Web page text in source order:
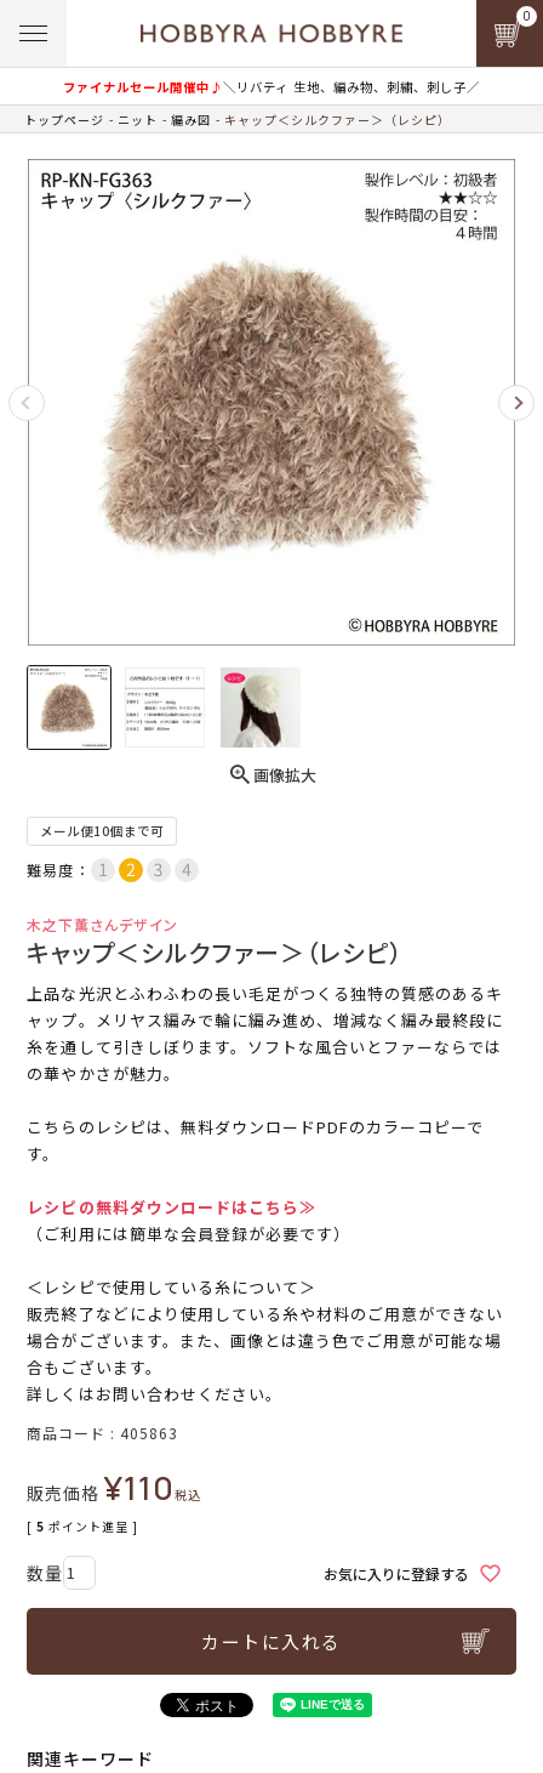
ファイナルセール開催中♪＼リバティ 生地、編み物、刺繍、刺し子／
0
トップページ ニット 編み図 キャップ＜シルクファー＞（レシピ）
画像拡大
メール便10個まで可
難易度：
木之下薫さんデザイン
キャップ＜シルクファー＞（レシピ）
上品な光沢とふわふわの長い毛足がつくる独特の質感のあるキ
ャップ。メリヤス編みで輪に編み進め、増減なく編み最終段に
糸を通して引きしぼります。ソフトな風合いとファーならでは
の華やかさが魅力。
こちらのレシピは、無料ダウンロードPDFのカラーコピーで
す。
レシピの無料ダウンロードはこちら≫
（ご利用には簡単な会員登録が必要です）
＜レシピで使用している糸について＞
販売終了などにより使用している糸や材料のご用意ができない
場合がございます。また、画像とは違う色でご用意が可能な場
合もございます。
詳しくはお問い合わせください。
商品コード 405863
販売価格 ¥110税込
[ 5 ポイント進呈 ]
お気に入りに登録する
カートに入れる
関連キーワード